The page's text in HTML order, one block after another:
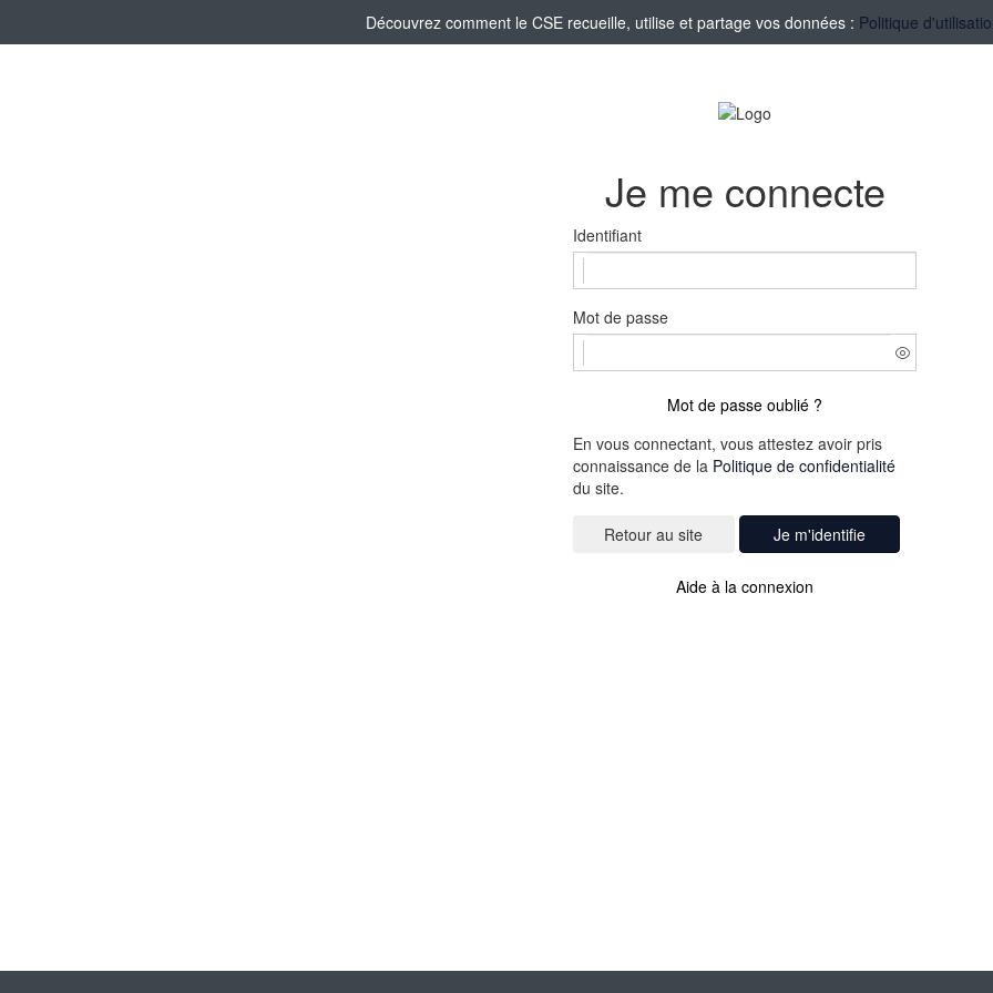
Découvrez comment le CSE recueille, utilise et partage vos données : Politique
Je me connecte
Identifiant
Mot de passe
Mot de passe oublié ?
En vous connectant, vous attestez avoir pris
connaissance de la Politique de confidentialité
du site.
Je m'identifie
Aide à la connexion